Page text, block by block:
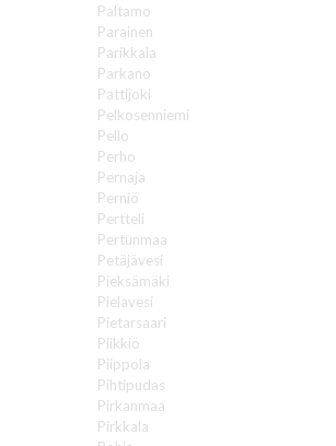
Paltamo
Parainen
Parikkala
Parkano
Pattijoki
Pelkosenniemi
Pello
Perho
Pernaja
Perniö
Pertteli
Pertunmaa
Petäjävesi
Pieksämäki
Pielavesi
Pietarsaari
Piikkiö
Piippola
Pihtipudas
Pirkanmaa
Pirkkala